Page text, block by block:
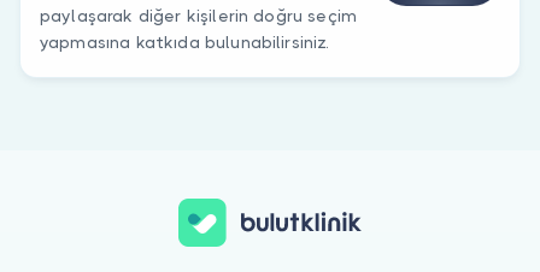
paylaşarak diğer kişilerin doğru seçim
yapmasına katkıda bulunabilirsiniz.